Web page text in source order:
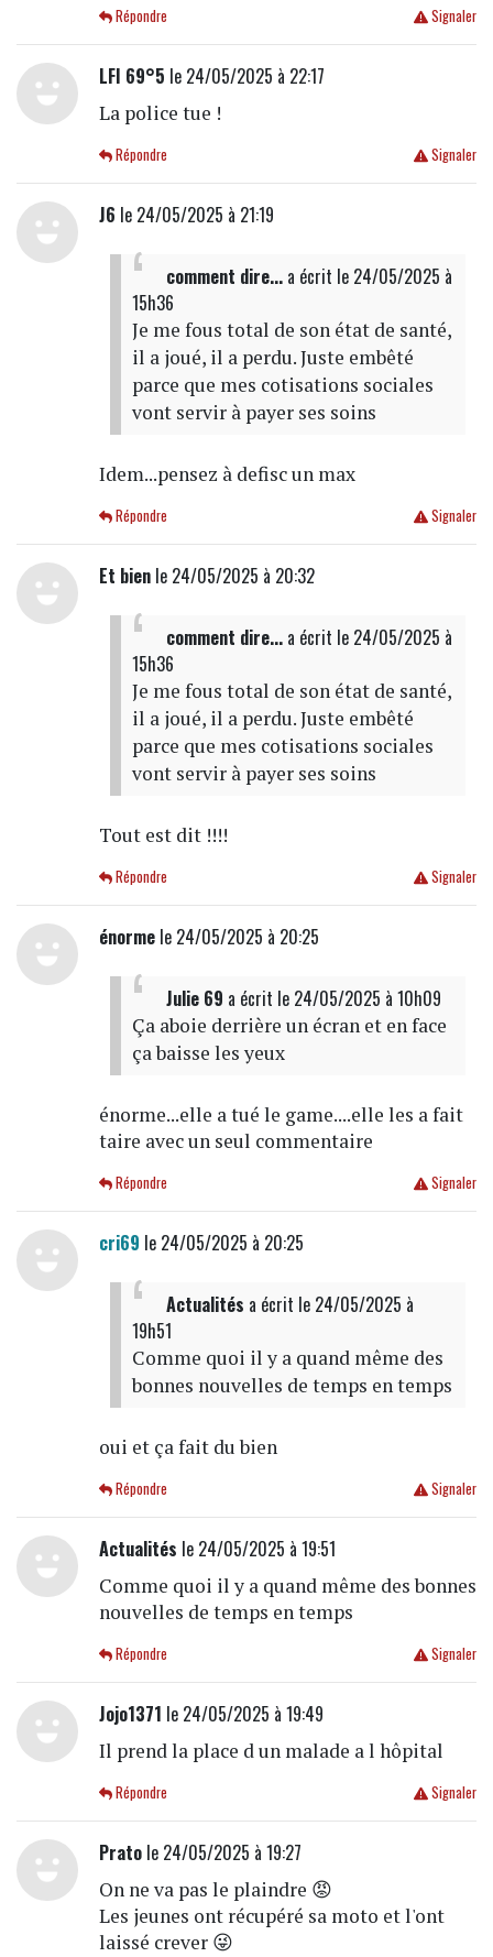
Signaler
Répondre
LFI 69°5 le 24/05/2025 à 22:17
La police tue !
Signaler
Répondre
J6 le 24/05/2025 à 21:19
comment dire...a écrit le 24/05/2025 à
15h36
Je me fous total de son état de santé,
il a joué, il a perdu. Juste embêté
parce que mes cotisations sociales
vont servir à payer ses soins
Idem...pensez à defisc un max
Signaler
Répondre
Et bienle 24/05/2025 à 20:32
comment dire...a écrit le 24/05/2025 à
15h36
Je me fous total de son état de santé,
il a joué, il a perdu. Juste embêté
parce que mes cotisations sociales
vont servir à payer ses soins
Tout est dit !!!!
Signaler
Répondre
énormele 24/05/2025 à 20:25
Julie 69 a écrit le 24/05/2025 à 10h09
Ça aboie derrière un écran et en face
ça baisse les yeux
énorme...elle a tué le game....elle les a fait
taire avec un seul commentaire
Signaler
Répondre
cri69 le 24/05/2025 à 20:25
Actualités a écrit le 24/05/2025 à
19h51
Comme quoi il y a quand même des
bonnes nouvelles de temps en temps
oui et ça fait du bien
Signaler
Répondre
Actualités le 24/05/2025 à 19:51
Comme quoi il y a quand même des bonnes
nouvelles de temps en temps
Signaler
Répondre
Jojo1371 le 24/05/2025 à 19:49
Il prend la place d un malade a l hôpital
Signaler
Répondre
Pratole 24/05/2025 à 19:27
On ne va pas le plaindre 😡
Les jeunes ont récupéré sa moto et l'ont
laissé crever 😜